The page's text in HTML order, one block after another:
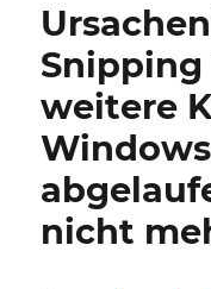
Snipping
weitere
Windows
nicht